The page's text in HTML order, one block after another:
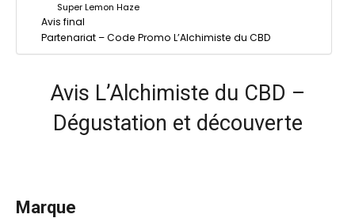
Super Lemon Haze
Avis final
Partenariat – Code Promo L’Alchimiste du CBD
Avis L’Alchimiste du CBD –
Dégustation et découverte
Marque